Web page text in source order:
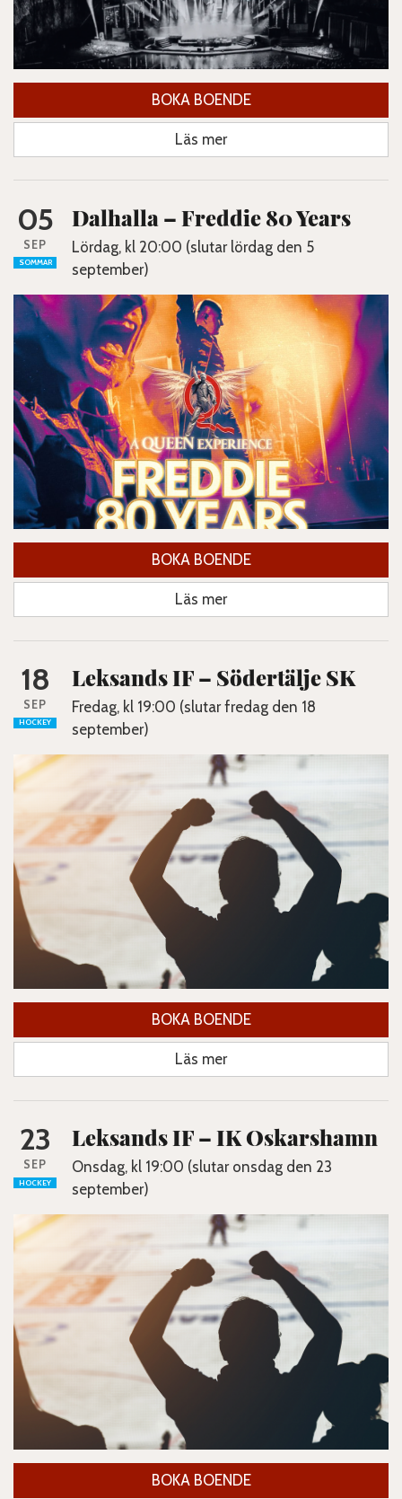
BOKA BOENDE
Läs mer
05
SEP
SOMMAR
Dalhalla – Freddie 80 Years
Lördag, kl 20:00 (slutar lördag den 5
september)
BOKA BOENDE
Läs mer
18
SEP
HOCKEY
Leksands IF – Södertälje SK
Fredag, kl 19:00 (slutar fredag den 18
september)
BOKA BOENDE
Läs mer
23
SEP
HOCKEY
Leksands IF – IK Oskarshamn
Onsdag, kl 19:00 (slutar onsdag den 23
september)
BOKA BOENDE